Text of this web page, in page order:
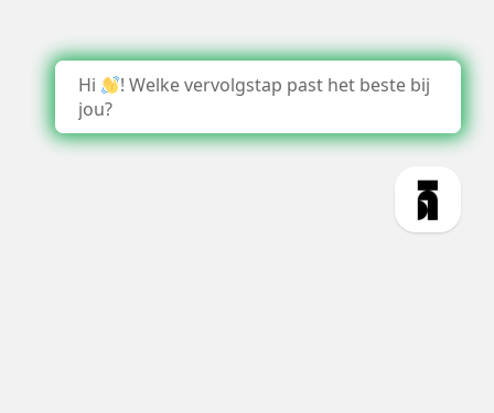
Hi
! Welke vervolgstap past het beste bij
jou?